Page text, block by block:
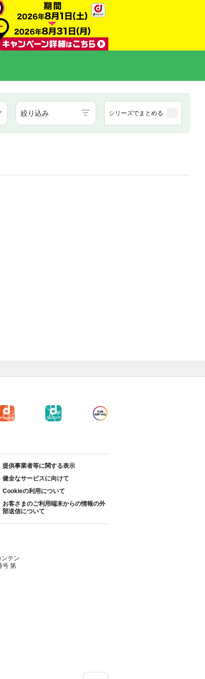
絞り込み シリーズでまとめる
提供事業者等に関する表示
健全なサービスに向けて
Cookieの利用について
お客さまのご利用端末からの情報の外
部送信について
テン
号 第